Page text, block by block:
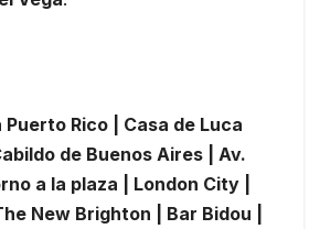
Puerto Rico | Casa de Luca
de Buenos Aires | Av.
a la plaza | London City |
New Brighton | Bar Bidou |